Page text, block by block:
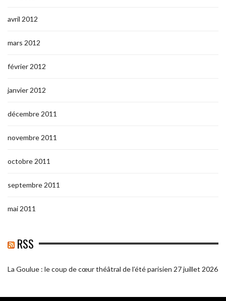
avril 2012
mars 2012
février 2012
janvier 2012
décembre 2011
novembre 2011
octobre 2011
septembre 2011
mai 2011
RSS
La Goulue : le coup de cœur théâtral de l’été parisien 27 juillet 2026